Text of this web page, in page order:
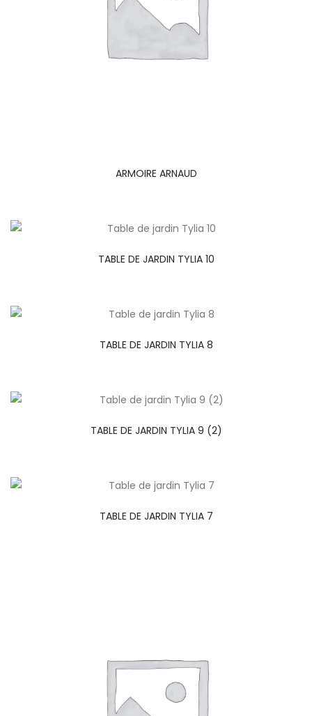
ARMOIRE ARNAUD
TABLE DE JARDIN TYLIA 10
TABLE DE JARDIN TYLIA 8
TABLE DE JARDIN TYLIA 9 (2)
TABLE DE JARDIN TYLIA 7